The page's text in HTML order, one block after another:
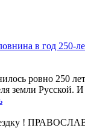
в год 250-
ровно 250
земли Русской.
!